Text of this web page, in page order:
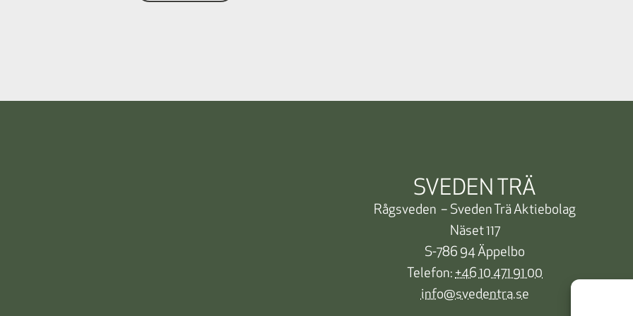
SVEDEN TRÄ
Rågsveden – Sveden Trä Aktiebolag
Näset 117
S-786 94 Äppelbo
Telefon: +46 10 471 91 00
info@svedentra.se